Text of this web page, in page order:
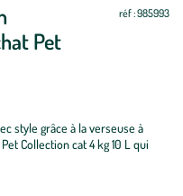
Pet
réf : 985993
style grâce à la verseuse à
Collection cat 4 kg 10 L qui